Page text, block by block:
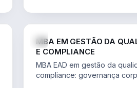
MBA EM GESTÃO DA
E COMPLIANCE
MBA EAD em gestão da
compliance: governança